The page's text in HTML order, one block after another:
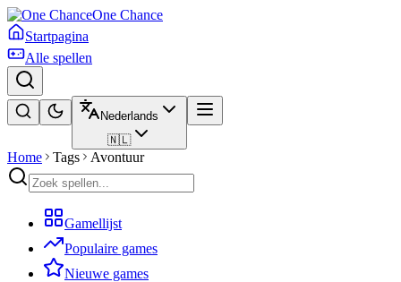
One Chance
Startpagina
Alle spellen
Nederlands
🇳🇱
Home Tags Avontuur
Gamellijst
Populaire games
Nieuwe games